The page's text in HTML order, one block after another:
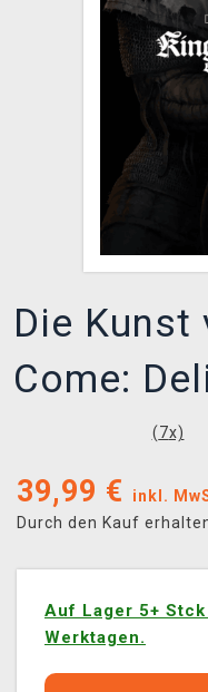
XZONE CLUB
Die Kunst
Come:
(7x)
39,99 €
inkl.
Durch den Kauf
Auf Lager 5+
Werktagen.